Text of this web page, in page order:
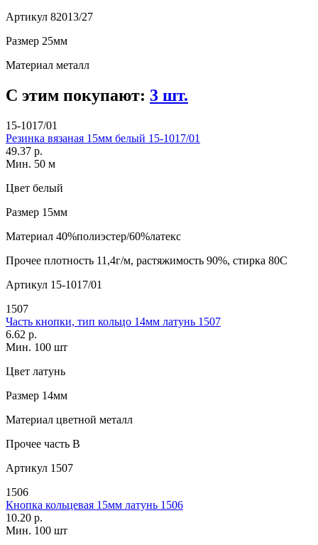
Артикул 82013/27
Размер 25мм
Материал металл
С этим покупают: 3 шт.
15-1017/01
Резинка вязаная 15мм белый 15-1017/01
49.37 р.
Мин. 50 м
Цвет белый
Размер 15мм
Материал 40%полиэстер/60%латекс
Прочее плотность 11,4г/м, растяжимость 90%, стирка 80С
Артикул 15-1017/01
1507
Часть кнопки, тип кольцо 14мм латунь 1507
6.62 р.
Мин. 100 шт
Цвет латунь
Размер 14мм
Материал цветной металл
Прочее часть В
Артикул 1507
1506
Кнопка кольцевая 15мм латунь 1506
10.20 р.
Мин. 100 шт